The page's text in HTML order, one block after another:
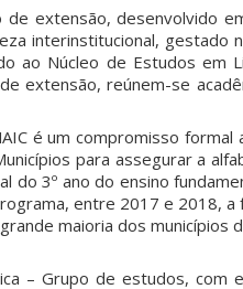
de extensão, desenvolvido
interinstitucional, gestado
ao Núcleo de Estudos em
extensão, reúnem-se
é um compromisso formal
para assegurar a
do 3º ano do ensino
entre 2017 e 2018, a
maioria dos municípios
– Grupo de estudos, com